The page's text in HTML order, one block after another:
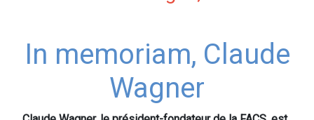
In memoriam, Claude
Wagner